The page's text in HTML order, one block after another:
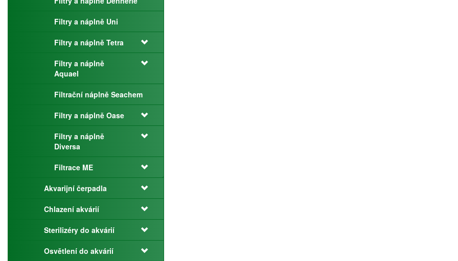
Filtry a náplně Uni
Filtry a náplně Tetra
Filtry a náplně
Aquael
Filtrační náplně Seachem
Filtry a náplně Oase
Filtry a náplně
Diversa
Filtrace ME
Akvarijní čerpadla
Chlazení akvárií
Sterilizéry do akvárií
Osvětlení do akvárií